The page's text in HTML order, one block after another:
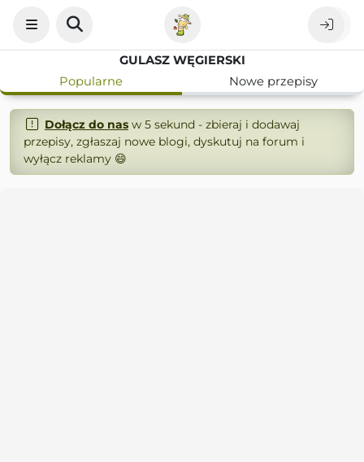
GULASZ WĘGIERSKI
Popularne
Nowe przepisy
Dołącz do nasw 5 sekund - zbieraj i dodawaj
przepisy, zgłaszaj nowe blogi, dyskutuj na forum i
wyłącz reklamy 😄